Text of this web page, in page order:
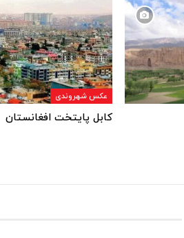
عکس شهروندی
کابل پایتخت افغانستان